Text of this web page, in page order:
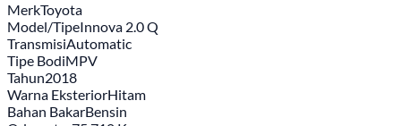
MerkToyota
Model/TipeInnova 2.0 Q
TransmisiAutomatic
Tipe BodiMPV
Tahun2018
Warna EksteriorHitam
Bahan BakarBensin